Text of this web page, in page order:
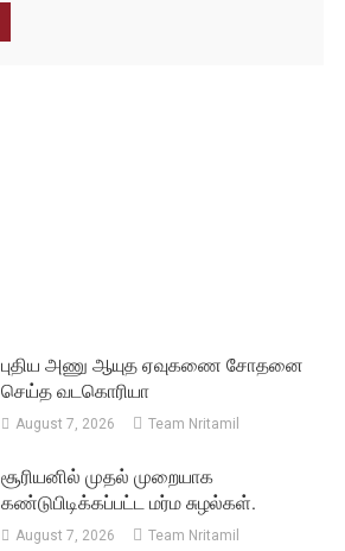
புதிய அணு ஆயுத ஏவுகணை சோதனை
செய்த வடகொரியா
August 7, 2026 Team Nritamil
சூரியனில் முதல் முறையாக
கண்டுபிடிக்கப்பட்ட மர்ம சுழல்கள்.
August 7, 2026 Team Nritamil